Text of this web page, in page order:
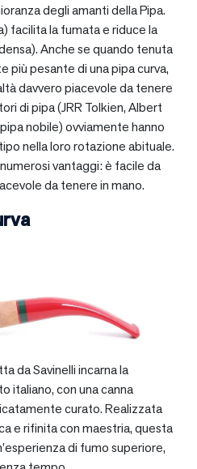
degli amanti della Pipa.
facilita la fumata e riduce la
Anche se quando tenuta
più pesante di una pipa curva,
davvero piacevole da tenere
di pipa (JRR Tolkien, Albert
nobile) ovviamente hanno
nella loro rotazione abituale.
vantaggi: è facile da
da tenere in mano.
da Savinelli incarna la
italiano, con una canna
curato. Realizzata
e rifinita con maestria, questa
di fumo superiore,